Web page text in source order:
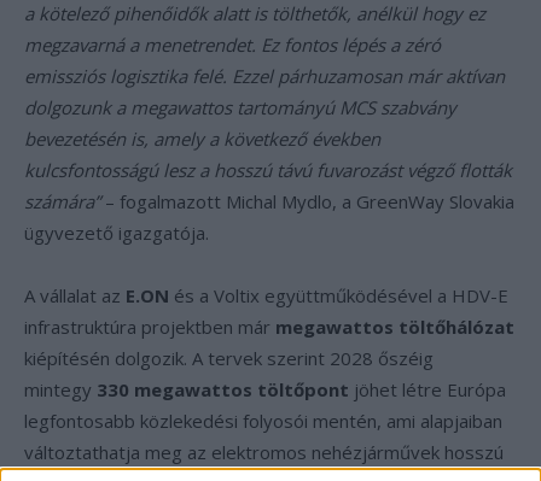
a kötelező pihenőidők alatt is tölthetők, anélkül hogy ez
megzavarná a menetrendet. Ez fontos lépés a zéró
emissziós logisztika felé. Ezzel párhuzamosan már aktívan
dolgozunk a megawattos tartományú MCS szabvány
bevezetésén is, amely a következő években
kulcsfontosságú lesz a hosszú távú fuvarozást végző flották
számára”– fogalmazott Michal Mydlo, a GreenWay Slovakia
ügyvezető igazgatója.
A vállalat az E.ON és a Voltix együttműködésével a HDV-E
infrastruktúra projektben már megawattos töltőhálózat
kiépítésén dolgozik. A tervek szerint 2028 őszéig
mintegy 330 megawattos töltőpont jöhet létre Európa
legfontosabb közlekedési folyosói mentén, ami alapjaiban
változtathatja meg az elektromos nehézjárművek hosszú